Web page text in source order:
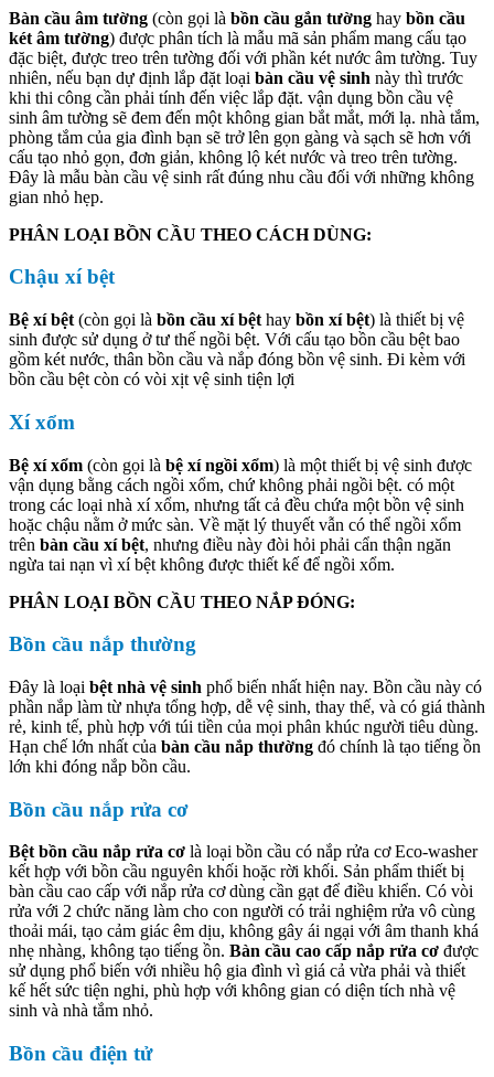
Bàn cầu âm tường (còn gọi là bồn cầu gắn tường hay bồn cầu
két âm tường) được phân tích là mẫu mã sản phẩm mang cấu tạo
đặc biệt, được treo trên tường đối với phần két nước âm tường. Tuy
nhiên, nếu bạn dự định lắp đặt loại bàn cầu vệ sinh này thì trước
khi thi công cần phải tính đến việc lắp đặt. vận dụng bồn cầu vệ
sinh âm tường sẽ đem đến một không gian bắt mắt, mới lạ. nhà tắm,
phòng tắm của gia đình bạn sẽ trở lên gọn gàng và sạch sẽ hơn với
cấu tạo nhỏ gọn, đơn giản, không lộ két nước và treo trên tường.
Đây là mẫu bàn cầu vệ sinh rất đúng nhu cầu đối với những không
gian nhỏ hẹp.
PHÂN LOẠI BỒN CẦU THEO CÁCH DÙNG:
Chậu xí bệt
Bệ xí bệt (còn gọi là bồn cầu xí bệt hay bồn xí bệt) là thiết bị vệ
sinh được sử dụng ở tư thế ngồi bệt. Với cấu tạo bồn cầu bệt bao
gồm két nước, thân bồn cầu và nắp đóng bồn vệ sinh. Đi kèm với
bồn cầu bệt còn có vòi xịt vệ sinh tiện lợi
Xí xổm
Bệ xí xổm (còn gọi là bệ xí ngồi xổm) là một thiết bị vệ sinh được
vận dụng bằng cách ngồi xổm, chứ không phải ngồi bệt. có một
trong các loại nhà xí xổm, nhưng tất cả đều chứa một bồn vệ sinh
hoặc chậu nằm ở mức sàn. Về mặt lý thuyết vẫn có thể ngồi xổm
trên bàn cầu xí bệt, nhưng điều này đòi hỏi phải cẩn thận ngăn
ngừa tai nạn vì xí bệt không được thiết kế để ngồi xổm.
PHÂN LOẠI BỒN CẦU THEO NẮP ĐÓNG:
Bồn cầu nắp thường
Đây là loại bệt nhà vệ sinh phổ biến nhất hiện nay. Bồn cầu này có
phần nắp làm từ nhựa tổng hợp, dễ vệ sinh, thay thế, và có giá thành
rẻ, kinh tế, phù hợp với túi tiền của mọi phân khúc người tiêu dùng.
Hạn chế lớn nhất của bàn cầu nắp thường đó chính là tạo tiếng ồn
lớn khi đóng nắp bồn cầu.
Bồn cầu nắp rửa cơ
Bệt bồn cầu nắp rửa cơ là loại bồn cầu có nắp rửa cơ Eco-washer
kết hợp với bồn cầu nguyên khối hoặc rời khối. Sản phẩm thiết bị
bàn cầu cao cấp với nắp rửa cơ dùng cần gạt để điều khiển. Có vòi
rửa với 2 chức năng làm cho con người có trải nghiệm rửa vô cùng
thoải mái, tạo cảm giác êm dịu, không gây ái ngại với âm thanh khá
nhẹ nhàng, không tạo tiếng ồn. Bàn cầu cao cấp nắp rửa cơ được
sử dụng phổ biến với nhiều hộ gia đình vì giá cả vừa phải và thiết
kế hết sức tiện nghi, phù hợp với không gian có diện tích nhà vệ
sinh và nhà tắm nhỏ.
Bồn cầu điện tử